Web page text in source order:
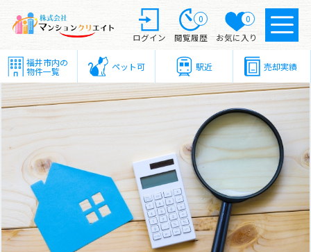
ログイン
0
閲覧履歴
0
お気に入り
福井市内の
物件一覧 ペット可 駅近 売却実績